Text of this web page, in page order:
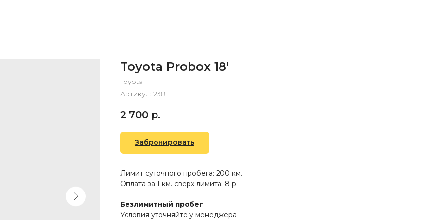
Toyota Probox 18'
Toyota
Артикул: 238
2 700 р.
Забронировать
Лимит суточного пробега: 200 км.
Оплата за 1 км. сверх лимита: 8 р.
Безлимитный пробег
Условия уточняйте у менеджера